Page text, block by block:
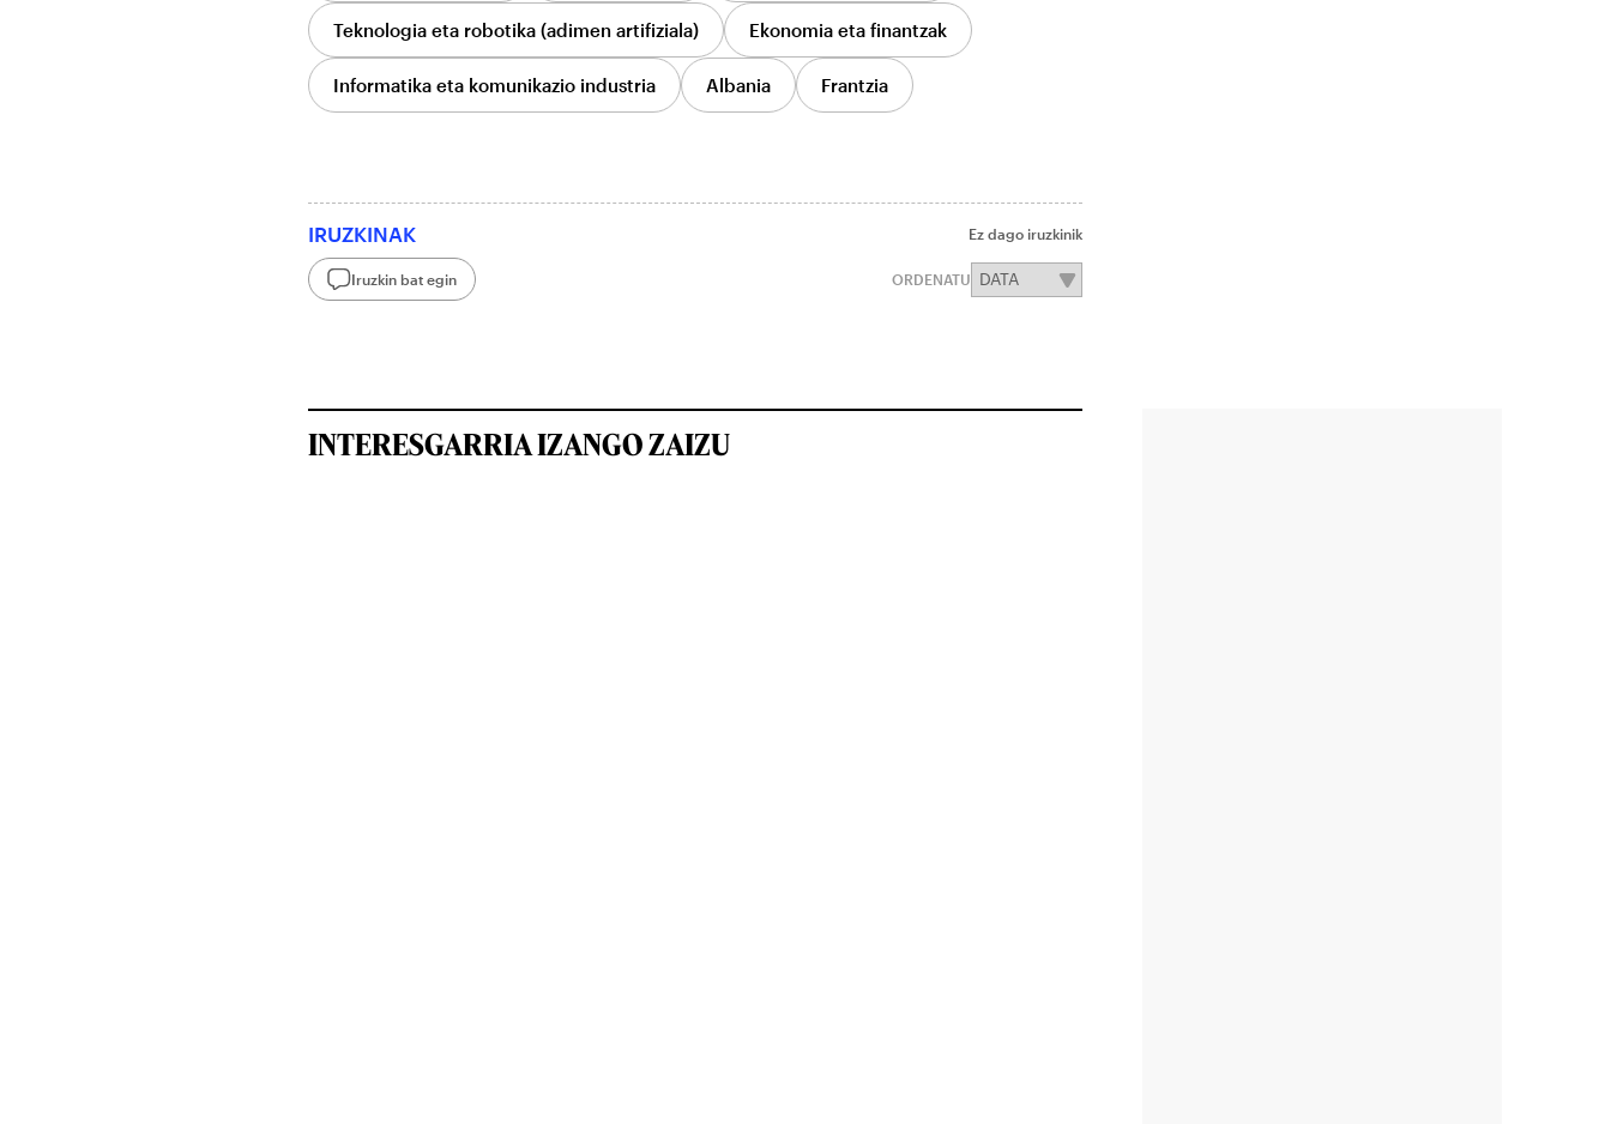
Teknologia eta robotika (adimen artifiziala) Ekonomia eta finantzak
Informatika eta komunikazio industria Albania Frantzia
IRUZKINAK Ez dago iruzkinik
Iruzkin bat egin ORDENATU
INTERESGARRIA IZANGO ZAIZU